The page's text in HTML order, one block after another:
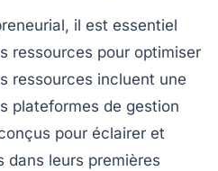
il est essentiel
ressources pour optimiser
ressources incluent une
plateformes de gestion
pour éclairer et
dans leurs premières